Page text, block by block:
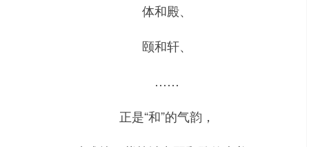
体和殿、
颐和轩、
……
正是“和”的气韵，